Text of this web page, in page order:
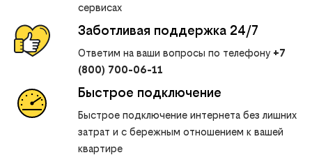
сервисах
Заботливая поддержка 24/7
Ответим на ваши вопросы по телефону +7
(800) 700-06-11
Быстрое подключение
Быстрое подключение интернета без лишних
затрат и с бережным отношением к вашей
квартире